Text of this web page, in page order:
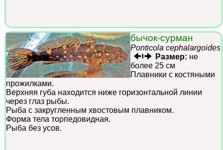
бычок-сурман
Ponticola cephalargoides
Размер: не
более 25 см
Плавники с костяными
прожилками.
Верхняя губа находится ниже горизонтальной линии
через глаз рыбы.
Рыба с закругленным хвостовым плавником.
Форма тела торпедовидная.
Рыба без усов.